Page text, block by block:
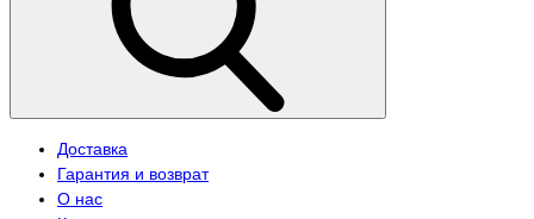
Доставка
Гарантия и возврат
О нас